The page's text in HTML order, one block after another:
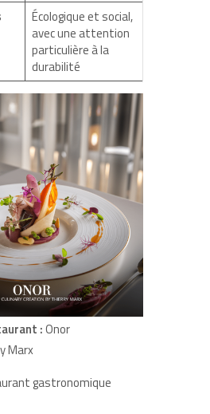
Écologique et social,
avec une attention
particulière à la
durabilité
:Onor
Marx
gastronomique